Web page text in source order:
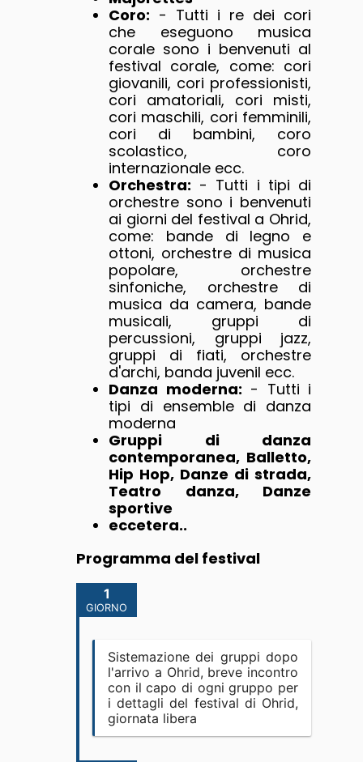
Coro: - Tutti i re dei cori
che eseguono musica
corale sono i benvenuti al
festival corale, come: cori
giovanili, cori professionisti,
cori amatoriali, cori misti,
cori maschili, cori femminili,
cori di bambini, coro
scolastico, coro
internazionale ecc.
Orchestra: - Tutti i tipi di
orchestre sono i benvenuti
ai giorni del festival a Ohrid,
come: bande di legno e
ottoni, orchestre di musica
popolare, orchestre
sinfoniche, orchestre di
musica da camera, bande
musicali, gruppi di
percussioni, gruppi jazz,
gruppi di fiati, orchestre
d'archi, banda juvenil ecc.
Danza moderna: - Tutti i
tipi di ensemble di danza
moderna
Gruppi di danza
contemporanea, Balletto,
Hip Hop, Danze di strada,
Teatro danza, Danze
sportive
eccetera..
Programma del festival
1
GIORNO
Sistemazione dei gruppi dopo
l'arrivo a Ohrid, breve incontro
con il capo di ogni gruppo per
i dettagli del festival di Ohrid,
giornata libera